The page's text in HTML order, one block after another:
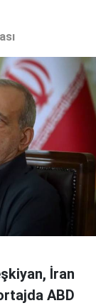
İran
ABD